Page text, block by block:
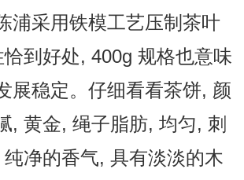
浦采用铁模工艺压制茶叶
到好处, 400g 规格也意味
展稳定。仔细看看茶饼, 颜
, 黄金, 绳子脂肪, 均匀, 刺
净的香气, 具有淡淡的木